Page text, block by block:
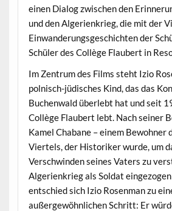
einen Dialog zwischen den
und den Algerienkrieg, die mit der
Einwanderungsgeschichten der
Schüler des Collège Flaubert in
Im Zentrum des Films steht Izio
polnisch-jüdisches Kind, das das
Buchenwald überlebt hat und seit
Collège Flaubert lebt. Nach seiner
Kamel Chabane – einem Bewohner
Viertels, der Historiker wurde, um
Verschwinden seines Vaters zu
Algerienkrieg als Soldat
entschied sich Izio Rosenman zu
außergewöhnlichen Schritt: Er